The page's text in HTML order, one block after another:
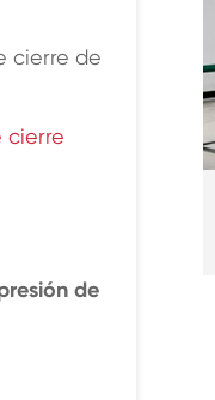
cierre de
cierre
de